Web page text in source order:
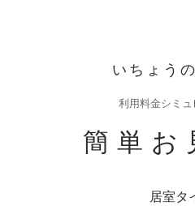
いちょう
利用料金シミ
簡単お
居室タ